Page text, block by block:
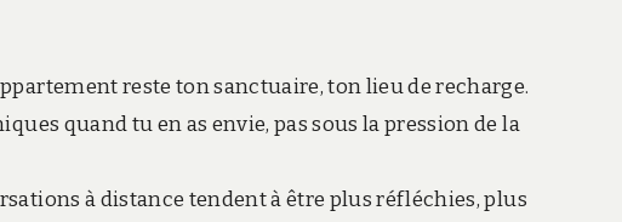
reste ton sanctuaire, ton lieu de recharge.
quand tu en as envie, pas sous la pression de la
à distance tendent à être plus réfléchies, plus